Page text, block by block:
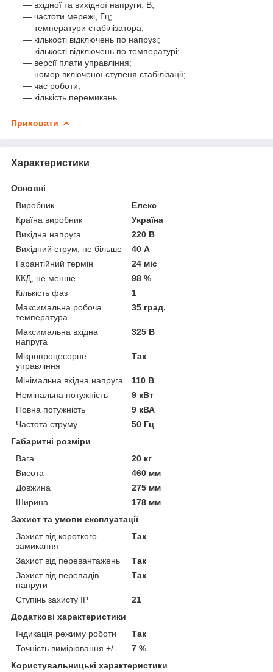
— вхідної та вихідної напруги, В;
— частоти мережі, Гц;
— температури стабілізатора;
— кількості відключень по напрузі;
— кількості відключень по температурі;
— версії плати управління;
— номер включеної ступеня стабілізації;
— час роботи;
— кількість перемикань.
Приховати
Характеристики
Основні
Виробник
Елекс
Країна виробник
Україна
Вихідна напруга
220 В
Вихідний струм, не більше
40 А
Гарантійний термін
24 міс
ККД, не менше
98 %
Кількість фаз
1
Максимальна робоча
температура
35 град.
Максимальна вхідна
напруга
325 В
Мікропроцесорне
управління
Так
Мінімальна вхідна напруга
110 В
Номінальна потужність
9 кВт
Повна потужність
9 кВА
Частота струму
50 Гц
Габаритні розміри
Вага
20 кг
Висота
460 мм
Довжина
275 мм
Ширина
178 мм
Захист та умови експлуатації
Захист від короткого
замикання
Так
Захист від перевантажень
Так
Захист від перепадів
напруги
Так
Ступінь захисту IP
21
Додаткові характеристики
Індикація режиму роботи
Так
Точність вимірювання +/-
7 %
Користувальницькі характеристики